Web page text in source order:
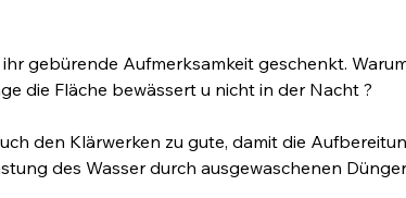
gebürende Aufmerksamkeit geschenkt.
die Fläche bewässert u nicht in der Nacht ?
den Klärwerken zu gute, damit die
des Wasser durch ausgewaschenen